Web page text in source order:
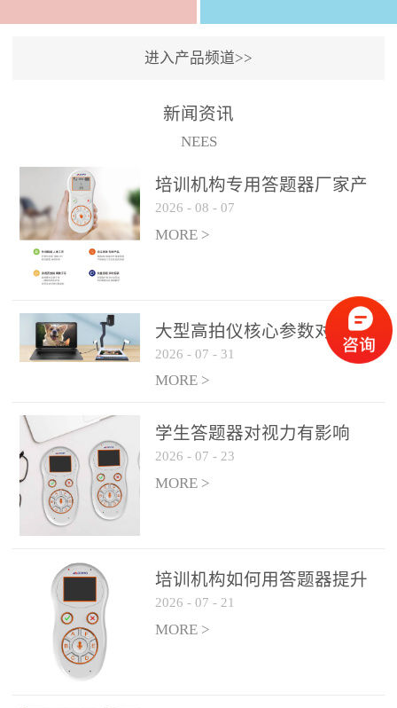
打造的互动授课软件，
QVote 以 “让每一堂课都充
功能与数据化教学分析，
课堂互动解决方案，重新
定义了师生互动的新模
式。极简操作，轻松融入
教学流程QVote 深谙教师
教学节奏的重要性，采用
念，教师无需复杂培训即
可快速上手。软件支持与
PPT、白板等常用教学工具
几步：打开软件、选择互
动模式、发起互动任务，
整个过程不超过 30 秒，完
美融入正常教学流程，避
免打断课堂连贯性。无论
点讲解互动，还是课后即
时反馈，QVote 都能灵活
适配不同教学环节需求，
让教师专注于教学内容本
身，而非技术操作。多元
进入产品频道>>
新闻资讯
NEES
培训机构专用答题器厂家产
品方案
2026 - 08 - 07
MORE >
大型高拍仪核心参数对比与
选购建议
2026 - 07 - 31
MORE >
学生答题器对视力有影响
吗？
2026 - 07 - 23
MORE >
培训机构如何用答题器提升
学生专注度
2026 - 07 - 21
MORE >